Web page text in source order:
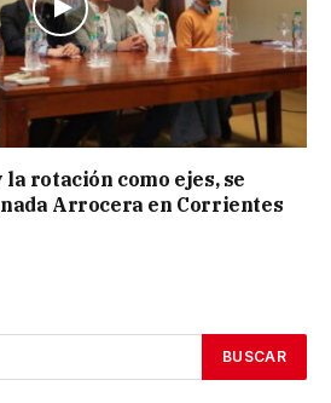
rotación como ejes, se
Arrocera en Corrientes